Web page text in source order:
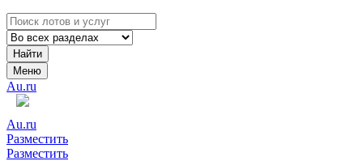
Найти
Меню
Au.ru
Au.ru
Разместить
Разместить